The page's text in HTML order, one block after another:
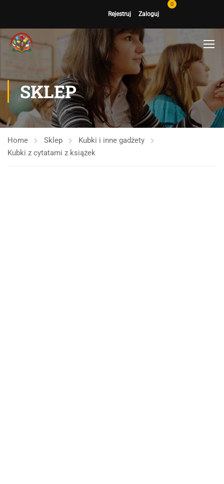
Rejestruj Zaloguj
0
SKLEP
Home Sklep
Kubki i inne gadżety
Kubki z cytatami z książek